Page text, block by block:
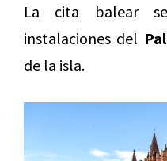
La cita balear
instalaciones del
de la isla.